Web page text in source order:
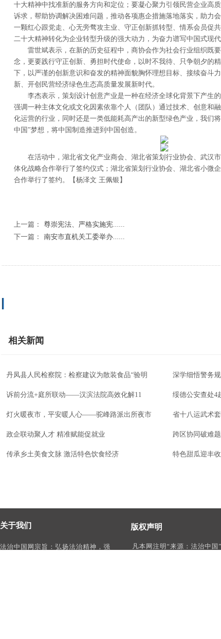
十大精神中找准新的服务方向和定位；要凝心聚力引领民营企业高
诉求，帮助协调解决困难问题，推动各项惠企措施落地落实，助力
一颗红心跟党走、心无旁骛攻主业、守正创新抓转型、情系会员促
二十大精神转化为企业转型升级的强大动力，为奋力谱写中国式现
雷世斌表示，在新的历史征程中，商协会作为社会行业组织既
念，更要践行守正创新、勇担时代使命，以时不我待、只争朝夕的
下，以严谨的创新意识和奋发的精神面貌胸怀理想目标、接续奋斗
新、开创民营经济绿色生态高质量发展新时代。
李杰表示，策划设计创意产业是一种在经济全球化背景下产生
强调一种主体文化或文化因素依靠个人（团队）通过技术、创意和
化运营的行业，同时还是一类低能耗高产出的新型绿色产业，我们
中国”梦想，将中国制造推进到中国创造。
在活动中，湖北省文化产业商会、湖北省策划行业协会、武汉
体化战略合作举行了签约仪式；湖北省策划行业协会、湖北省小微
合作举行了签约。【杨泽文 王佩银】
上一篇：
尊崇宪法、严格实施宪......
下一篇：
南安市直机关工委举办......
相关新闻
丹凤县人民检察院：检察建议为散装食品“验明 深学细悟警务
诉前分流+庭所联动——汉滨法院高效化解11 绥德公安查处4
灯火暖夜市，平安暖人心——驼峰路派出所夜市 省十八运武术
政企联动聚人才 精准赋能促就业 跨区协同破难
传承乡土美食文脉 激活特色饮食经济 特色甜瓜迎丰
版权声明
凡本网注明“来源：法治中国
关于我们
法治中国网宗旨：弘扬法治精神，强